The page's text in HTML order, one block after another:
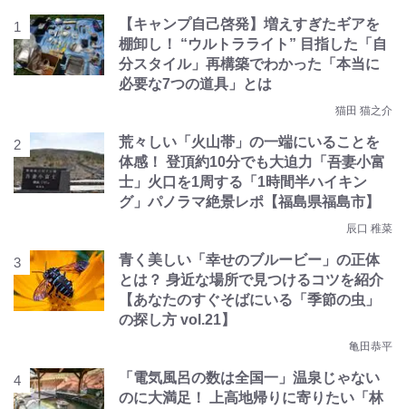
【キャンプ自己啓発】増えすぎたギアを
棚卸し！ “ウルトラライト” 目指した「自
分スタイル」再構築でわかった「本当に
必要な7つの道具」とは
猫田 猫之介
荒々しい「火山帯」の一端にいることを
体感！ 登頂約10分でも大迫力「吾妻小富
士」火口を1周する「1時間半ハイキン
グ」パノラマ絶景レポ【福島県福島市】
辰口 稚菜
青く美しい「幸せのブルービー」の正体
とは？ 身近な場所で見つけるコツを紹介
【あなたのすぐそばにいる「季節の虫」
の探し方 vol.21】
亀田恭平
「電気風呂の数は全国一」温泉じゃない
のに大満足！ 上高地帰りに寄りたい「林